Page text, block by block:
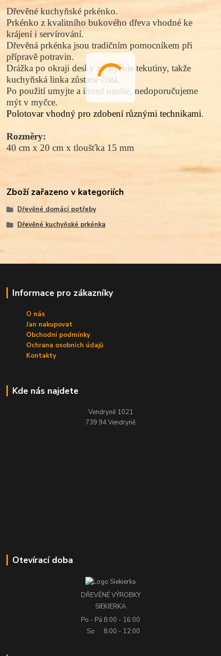
Dřevěné kuchyňské prkénko.
Prkénko z kvalitního bukového dřeva vhodné ke
krájení i servírování.
Dřevěná prkénka jsou tradičním pomocníkem při
přípravě potravin.
Drážka po okraji desky zachycuje tekutiny, takže
kuchyňská linka zůstane čistá.
Po použití umyjte a ihned osušte, nedoporučujeme
mýt v myčce.
Polotovar vhodný pro zdobení různými technikami.
Rozměry:
40 cm x 20 cm x tloušťka 15 mm
Zboží zařazeno v kategoriích
Dřevěné domácí potřeby
Dřevěné kuchyňské prkénka
Informace pro zákazníky
O nás
Jan nakupovat
Obchodní podmínky
Ochrana osobních údajů
Kontakty
Kde nás najdete
Vendryně 1021
739 94 Vendryně
Otevírací doba
DŘEVĚNÉ VÝROBKY
SIEKIERKA
Po - Pá 8:00 - 16:00
So
8:00 - 12:00